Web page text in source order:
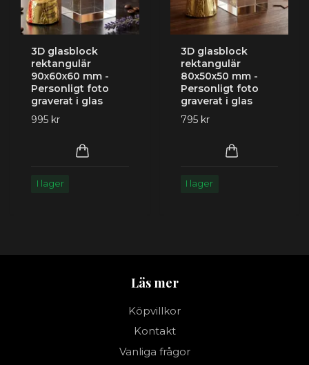
3D glasblock
rektangulär
90x60x60 mm -
Personligt foto
graverat i glas
995 kr
I lager
3D glasblock
rektangulär
80x50x50 mm -
Personligt foto
graverat i glas
795 kr
I lager
Läs mer
Köpvillkor
Kontakt
Vanliga frågor